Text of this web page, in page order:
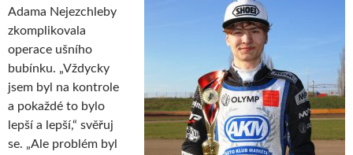
Adama Nejezchleby
zkomplikovala
operace ušního
bubínku. „Vždycky
jsem byl na kontrole
a pokaždé to bylo
lepší a lepší,“ svěřuj
se. „Ale problém byl